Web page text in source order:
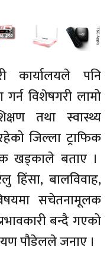
कार्यालयले पनि
गर्न विशेषगरी लामो
तथा स्वास्थ्य
जिल्ला ट्राफिक
खड्काले बताए ।
हिंसा, बालविवाह,
सचेतनामूलक
बन्दै गएको
पौडेलले जनाए ।